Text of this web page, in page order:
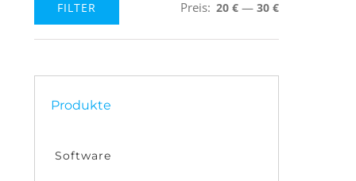
Preis
Preis
FILTER Preis: 20 € — 30 €
Produkte
Software